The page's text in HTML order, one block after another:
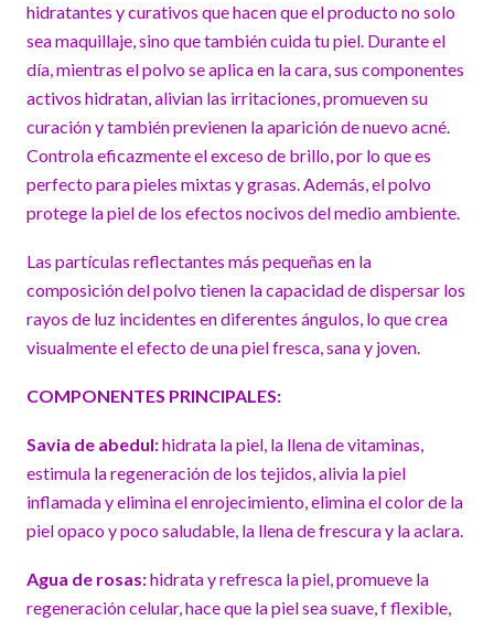
hidratantes y curativos que hacen que el producto no solo
sea maquillaje, sino que también cuida tu piel. Durante el
día, mientras el polvo se aplica en la cara, sus componentes
activos hidratan, alivian las irritaciones, promueven su
curación y también previenen la aparición de nuevo acné.
Controla eficazmente el exceso de brillo, por lo que es
perfecto para pieles mixtas y grasas. Además, el polvo
protege la piel de los efectos nocivos del medio ambiente.
Las partículas reflectantes más pequeñas en la
composición del polvo tienen la capacidad de dispersar los
rayos de luz incidentes en diferentes ángulos, lo que crea
visualmente el efecto de una piel fresca, sana y joven.
COMPONENTES PRINCIPALES:
Savia de abedul:hidrata la piel, la llena de vitaminas,
estimula la regeneración de los tejidos, alivia la piel
inflamada y elimina el enrojecimiento, elimina el color de la
piel opaco y poco saludable, la llena de frescura y la aclara.
Agua de rosas:hidrata y refresca la piel, promueve la
regeneración celular, hace que la piel sea suave, f flexible,